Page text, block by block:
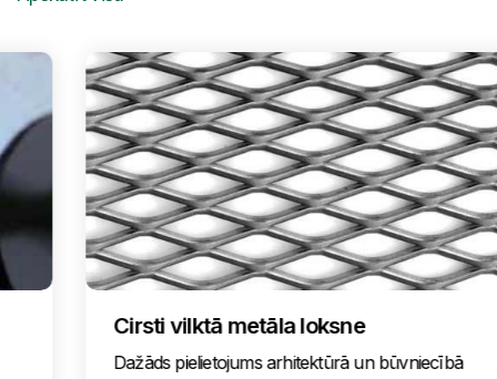
Cirsti vilktā metāla loksne
Dažāds pielietojums arhitektūrā un būvniecībā